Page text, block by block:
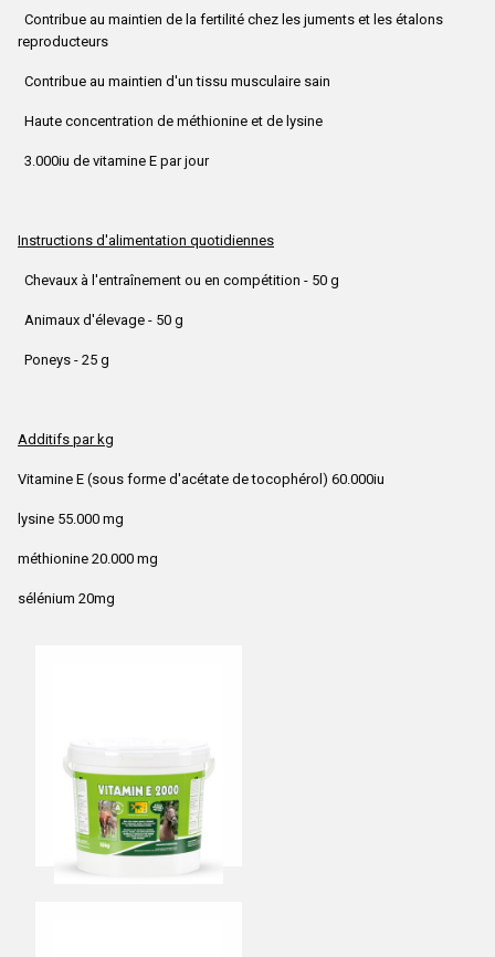
Contribue au maintien de la fertilité chez les juments et les étalons
reproducteurs
Contribue au maintien d'un tissu musculaire sain
Haute concentration de méthionine et de lysine
3.000iu de vitamine E par jour
Instructions d'alimentation quotidiennes
Chevaux à l'entraînement ou en compétition - 50 g
Animaux d'élevage - 50 g
Poneys - 25 g
Additifs par kg
Vitamine E (sous forme d'acétate de tocophérol) 60.000iu
lysine 55.000 mg
méthionine 20.000 mg
sélénium 20mg